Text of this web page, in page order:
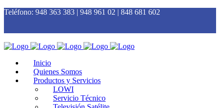
Teléfono: 948 363 383 | 948 961 02 | 848 681 602
Inicio
Quienes Somos
Productos y Servicios
LOWI
Servicio Técnico